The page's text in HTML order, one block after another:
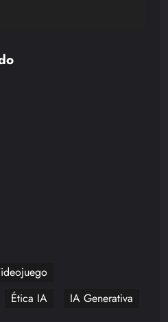
Ética IA
IA Generativa